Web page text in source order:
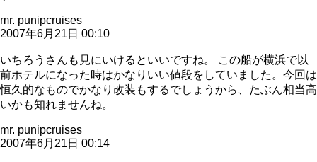
mr. punipcruises
2007年6月21日 00:10
いちろうさんも見にいけるといいですね。 この船が横浜で以
前ホテルになった時はかなりいい値段をしていました。今回は
恒久的なものでかなり改装もするでしょうから、たぶん相当高
いかも知れませんね。
mr. punipcruises
2007年6月21日 00:14